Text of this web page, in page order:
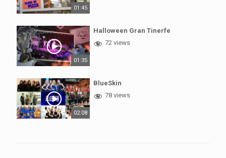
01:45
01:35
Halloween Gran Tinerfe
72 views
02:08
BlueSkin
78 views